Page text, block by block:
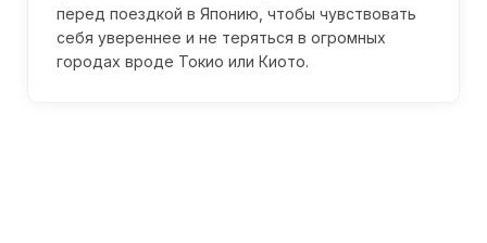
перед поездкой в Японию, чтобы чувствовать
себя увереннее и не теряться в огромных
городах вроде Токио или Киото.